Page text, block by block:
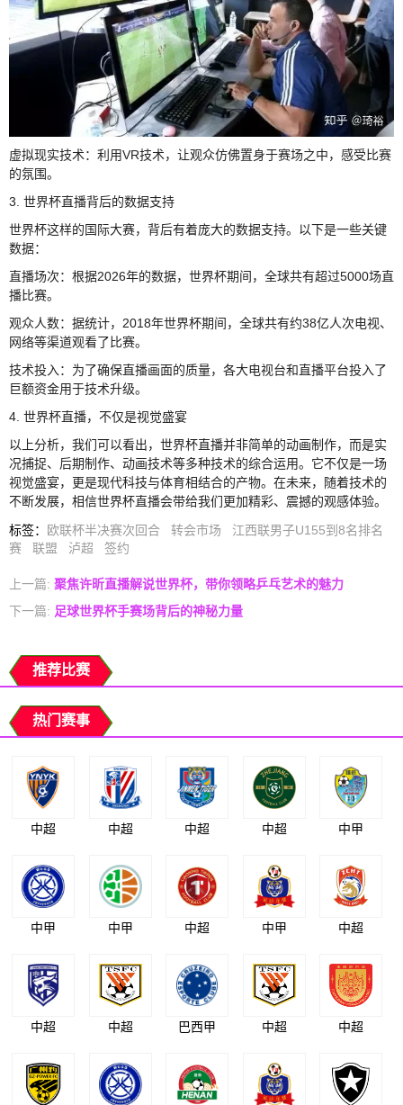
虚拟现实技术：利用VR技术，让观众仿佛置身于赛场之中，感受比赛
的氛围。
3. 世界杯直播背后的数据支持
世界杯这样的国际大赛，背后有着庞大的数据支持。以下是一些关键
数据：
直播场次：根据2026年的数据，世界杯期间，全球共有超过5000场直
播比赛。
观众人数：据统计，2018年世界杯期间，全球共有约38亿人次电视、
网络等渠道观看了比赛。
技术投入：为了确保直播画面的质量，各大电视台和直播平台投入了
巨额资金用于技术升级。
4. 世界杯直播，不仅是视觉盛宴
以上分析，我们可以看出，世界杯直播并非简单的动画制作，而是实
况捕捉、后期制作、动画技术等多种技术的综合运用。它不仅是一场
视觉盛宴，更是现代科技与体育相结合的产物。在未来，随着技术的
不断发展，相信世界杯直播会带给我们更加精彩、震撼的观感体验。
标签： 欧联杯半决赛次回合 转会市场
江西联男子U155到8名排名
赛
联盟 泸超 签约
上一篇: 聚焦许昕直播解说世界杯，带你领略乒乓艺术的魅力
下一篇: 足球世界杯手赛场背后的神秘力量
推荐比赛
热门赛事
中超 中超 中超 中超 中甲
中甲 中甲 中超 中甲 中超
中超 中超 巴西甲 中超 中超